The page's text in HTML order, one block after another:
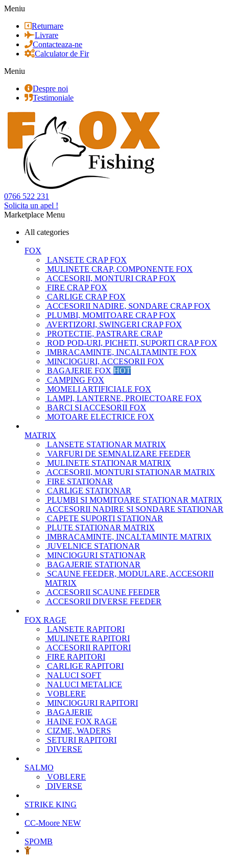
Meniu
Returnare
Livrare
Contacteaza-ne
Calculator de Fir
Meniu
Despre noi
Testimoniale
0766 522 231
Solicita un apel !
Marketplace Menu
All categories
FOX
LANSETE CRAP FOX
MULINETE CRAP, COMPONENTE FOX
ACCESORII, MONTURI CRAP FOX
FIRE CRAP FOX
CARLIGE CRAP FOX
ACCESORII NADIRE, SONDARE CRAP FOX
PLUMBI, MOMITOARE CRAP FOX
AVERTIZORI, SWINGERI CRAP FOX
PROTECTIE, PASTRARE CRAP
ROD POD-URI, PICHETI, SUPORTI CRAP FOX
IMBRACAMINTE, INCALTAMINTE FOX
MINCIOGURI, ACCESORII FOX
BAGAJERIE FOX HOT
CAMPING FOX
MOMELI ARTIFICIALE FOX
LAMPI, LANTERNE, PROIECTOARE FOX
BARCI SI ACCESORII FOX
MOTOARE ELECTRICE FOX
MATRIX
LANSETE STATIONAR MATRIX
VARFURI DE SEMNALIZARE FEEDER
MULINETE STATIONAR MATRIX
ACCESORII, MONTURI STATIONAR MATRIX
FIRE STATIONAR
CARLIGE STATIONAR
PLUMBI SI MOMITOARE STATIONAR MATRIX
ACCESORII NADIRE SI SONDARE STATIONAR
CAPETE SUPORTI STATIONAR
PLUTE STATIONAR MATRIX
IMBRACAMINTE, INCALTAMINTE MATRIX
JUVELNICE STATIONAR
MINCIOGURI STATIONAR
BAGAJERIE STATIONAR
SCAUNE FEEDER, MODULARE, ACCESORII
MATRIX
ACCESORII SCAUNE FEEDER
ACCESORII DIVERSE FEEDER
FOX RAGE
LANSETE RAPITORI
MULINETE RAPITORI
ACCESORII RAPITORI
FIRE RAPITORI
CARLIGE RAPITORI
NALUCI SOFT
NALUCI METALICE
VOBLERE
MINCIOGURI RAPITORI
BAGAJERIE
HAINE FOX RAGE
CIZME, WADERS
SETURI RAPITORI
DIVERSE
SALMO
VOBLERE
DIVERSE
STRIKE KING
CC-Moore NEW
SPOMB